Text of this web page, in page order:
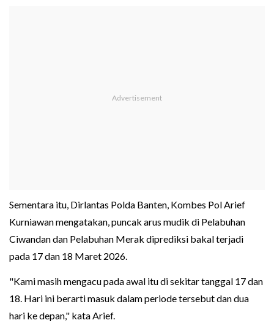
Sementara itu, Dirlantas Polda Banten, Kombes Pol Arief
Kurniawan mengatakan, puncak arus mudik di Pelabuhan
Ciwandan dan Pelabuhan Merak diprediksi bakal terjadi
pada 17 dan 18 Maret 2026.
"Kami masih mengacu pada awal itu di sekitar tanggal 17 dan
18. Hari ini berarti masuk dalam periode tersebut dan dua
hari ke depan," kata Arief.